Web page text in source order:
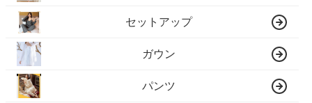
セットアップ
ガウン
パンツ